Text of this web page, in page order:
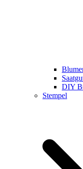
DIY
Stempel